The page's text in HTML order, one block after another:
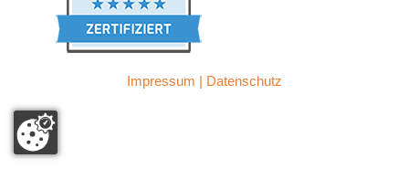
Impressum | Datenschutz